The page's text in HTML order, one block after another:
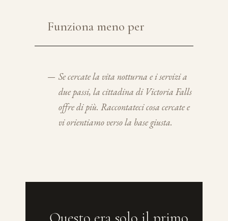
Funziona meno per
— Se cercate la vita notturna e i servizi a
due passi, la cittadina di Victoria Falls
offre di più. Raccontateci cosa cercate e
vi orientiamo verso la base giusta.